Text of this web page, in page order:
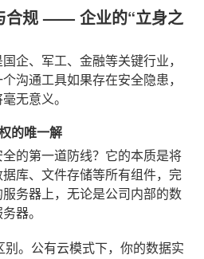
合规 —— 企业的“立身之
企、军工、金融等关键行业，
沟通工具如果存在安全隐患，
无意义。
的唯一解
的第一道防线？它的本质是将
库、文件存储等所有组件，完
务器上，无论是公司内部的数
器。
。公有云模式下，你的数据实